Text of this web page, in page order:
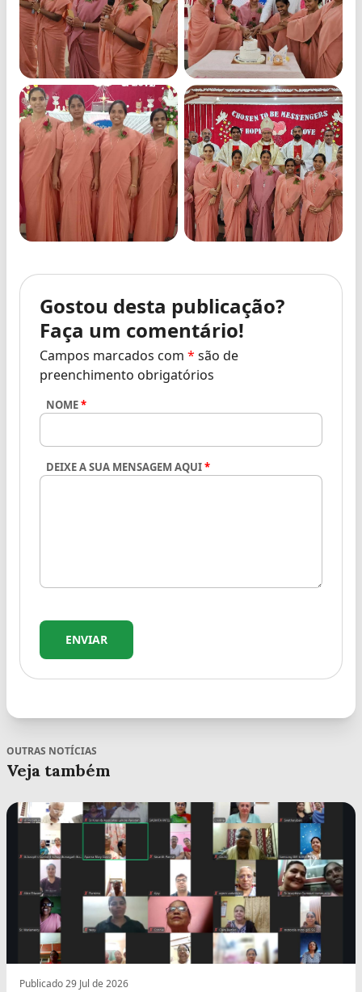
Gostou desta publicação?
Faça um comentário!
Campos marcados com * são de
preenchimento obrigatórios
NOME*
DEIXE A SUA MENSAGEM AQUI*
ENVIAR
OUTRAS NOTÍCIAS
Veja também
Publicado 29 Jul de 2026